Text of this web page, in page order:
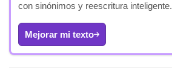
con sinónimos y reescritura inteligente.
Mejorar mi texto